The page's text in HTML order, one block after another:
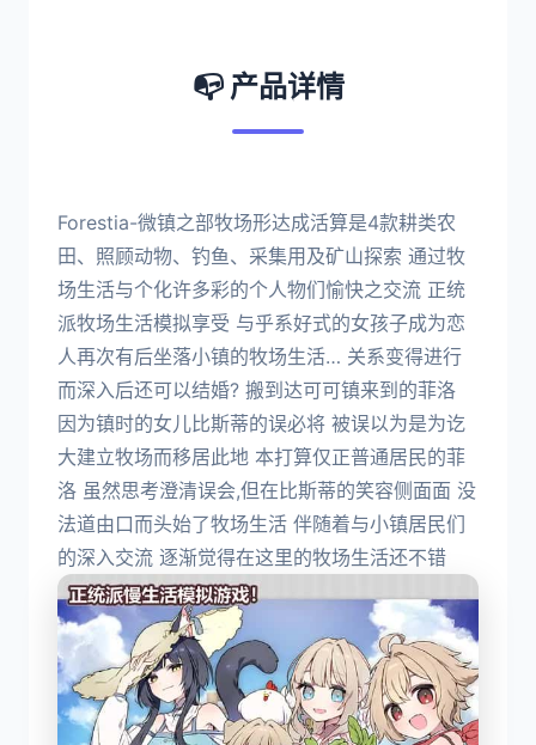
📭 产品详情
Forestia-微镇之部牧场形达成活算是4款耕类农
田、照顾动物、钓鱼、采集用及矿山探索 通过牧
场生活与个化许多彩的个人物们愉快之交流 正统
派牧场生活模拟享受 与乎系好式的女孩子成为恋
人再次有后坐落小镇的牧场生活… 关系变得进行
而深入后还可以结婚? 搬到达可可镇来到的菲洛
因为镇时的女儿比斯蒂的误必将 被误以为是为讫
大建立牧场而移居此地 本打算仅正普通居民的菲
洛 虽然思考澄清误会,但在比斯蒂的笑容侧面面 没
法道由口而头始了牧场生活 伴随着与小镇居民们
的深入交流 逐渐觉得在这里的牧场生活还不错